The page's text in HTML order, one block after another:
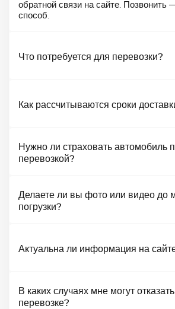
обратной связи на сайте.
способ.
Что потребуется для перевозки?
Как рассчитываются сроки
Нужно ли страховать автомобиль
перевозкой?
Делаете ли вы фото или видео до
погрузки?
Актуальна ли информация на
В каких случаях мне могут
перевозке?